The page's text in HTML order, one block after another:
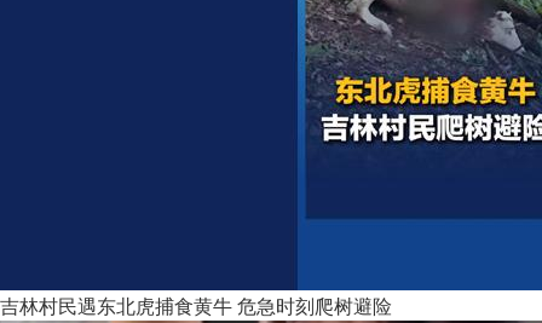
吉林村民遇东北虎捕食黄牛 危急时刻爬树避险